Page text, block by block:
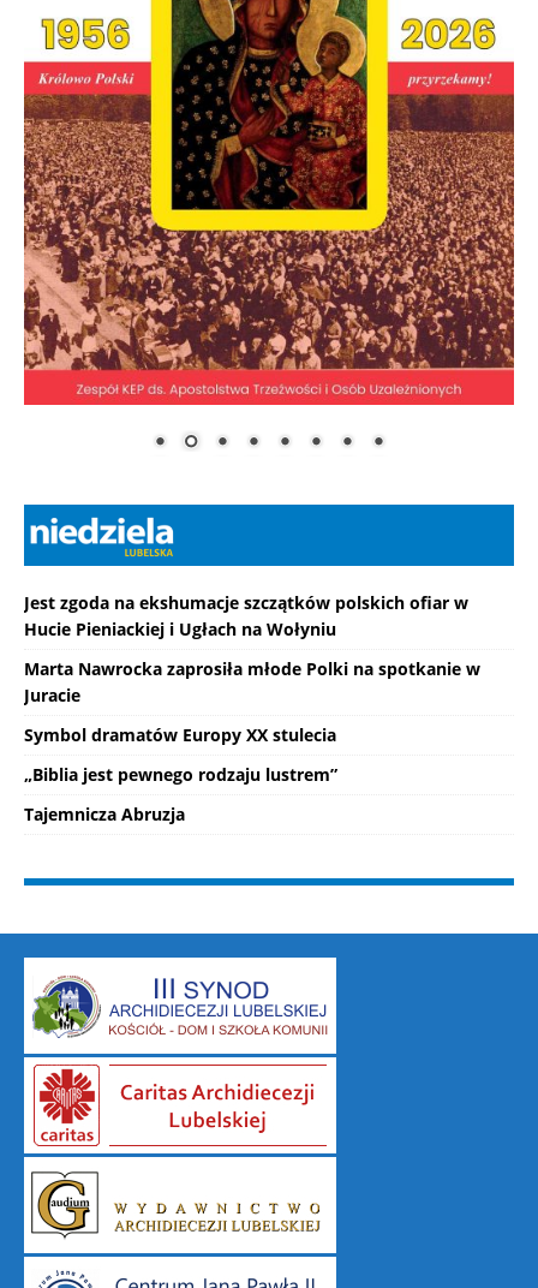
Jest zgoda na ekshumacje szczątków polskich ofiar w
Hucie Pieniackiej i Ugłach na Wołyniu
Marta Nawrocka zaprosiła młode Polki na spotkanie w
Juracie
Symbol dramatów Europy XX stulecia
„Biblia jest pewnego rodzaju lustrem”
Tajemnicza Abruzja